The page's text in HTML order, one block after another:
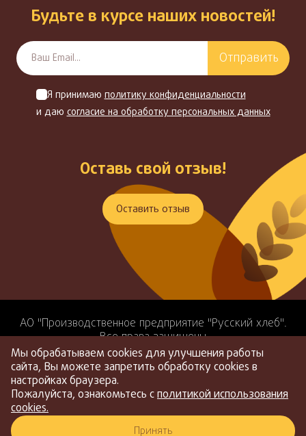
Будьте в курсе наших новостей!
Отправить
Я принимаюполитику конфиденциальности
и даюсогласие на обработку персональных данных
Оставь свой отзыв!
Оставить отзыв
АО "Производственное предприятие "Русский хлеб".
Все права защищены
ИНН: 3905056397
ОГРН: 1043900803242
Политика конфиденциальности
Условия оплаты и
доставки Соглашение на обработку персональных
Мы обрабатываем cookies для улучшения работы
сайта, Вы можете запретить обработку cookies в
настройках браузера.
Пожалуйста, ознакомьтесь сполитикой использования
cookies.
Принять